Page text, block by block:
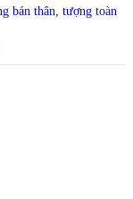
bán thân, tượng toàn